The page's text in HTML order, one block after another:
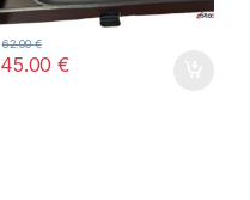
45.00€
62.00€